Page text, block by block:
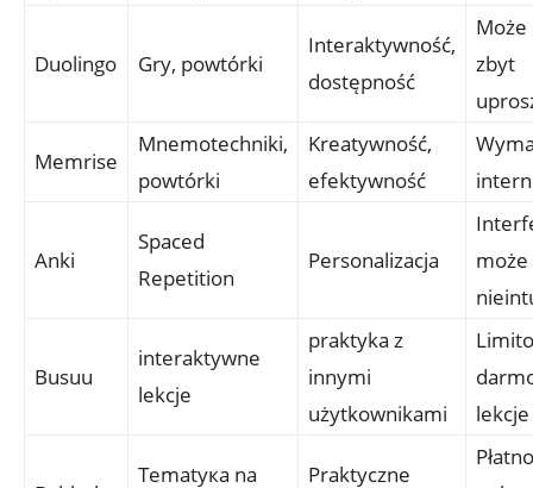
Duolingo Gry, powtórki
Interaktywność,
⁤dostępność
Może
zbyt
Memrise
Mnemotechniki,
powtórki
Kreatywność,
efektywność
Anki
Spaced
Repetition
Personalizacja
może
Busuu
interaktywne
lekcje
praktyka ⁢z
innymi
użytkownikami
lekcje
Tematyка na Praktyczne